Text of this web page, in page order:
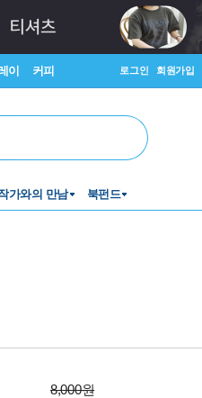
이 커피 로그인 회원가입
가와의 만남 북펀드
8,000원